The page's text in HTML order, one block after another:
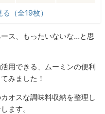
（全19枚）
ス、もったいないな…と思
用できる、ムーミンの便利
みました！
オスな調味料収納を整理し
ます。